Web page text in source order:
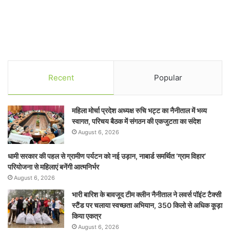
Recent Popular
महिला मोर्चा प्रदेश अध्यक्ष रुचि भट्ट का नैनीताल में भव्य
स्वागत, परिचय बैठक में संगठन की एकजुटता का संदेश
August 6, 2026
धामी सरकार की पहल से ग्रामीण पर्यटन को नई उड़ान, नाबार्ड समर्थित ‘ग्राम विहार’
परियोजना से महिलाएं बनेंगी आत्मनिर्भर
August 6, 2026
भारी बारिश के बावजूद टीम क्लीन नैनीताल ने लवर्स पॉइंट टैक्सी
स्टैंड पर चलाया स्वच्छता अभियान, 350 किलो से अधिक कूड़ा
किया एकत्र
August 6, 2026